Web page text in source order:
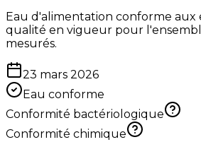
Eau d'alimentation conforme aux
qualité en vigueur pour
mesurés.
23 mars 2026
Eau conforme
Conformité bactériologique
Conformité chimique